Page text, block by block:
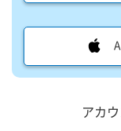
アカ